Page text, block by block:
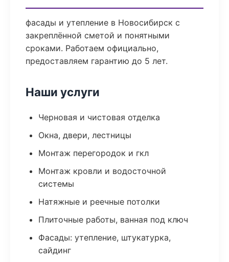
фасады и утепление в Новосибирск с
закреплённой сметой и понятными
сроками. Работаем официально,
предоставляем гарантию до 5 лет.
Наши услуги
Черновая и чистовая отделка
Окна, двери, лестницы
Монтаж перегородок и гкл
Монтаж кровли и водосточной
системы
Натяжные и реечные потолки
Плиточные работы, ванная под ключ
Фасады: утепление, штукатурка,
сайдинг